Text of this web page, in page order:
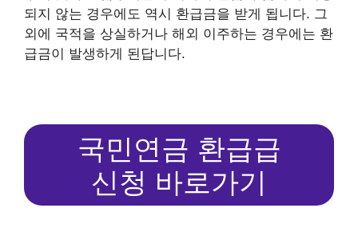
되지 않는 경우에도 역시 환급금을 받게 됩니다. 그
외에 국적을 상실하거나 해외 이주하는 경우에는 환
급금이 발생하게 된답니다.
국민연금 환급급
신청 바로가기